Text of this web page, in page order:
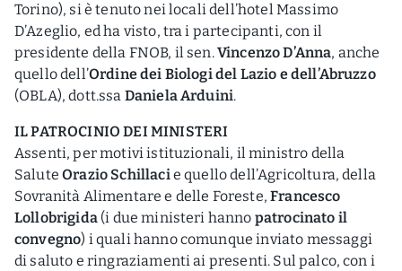
Torino), si è tenuto nei locali dell’hotel Massimo
D’Azeglio, ed ha visto, tra i partecipanti, con il
presidente della FNOB, il sen.Vincenzo D’Anna, anche
quello dell’Ordine dei Biologi del Lazio e dell’Abruzzo
(OBLA), dott.ssa Daniela Arduini.
IL PATROCINIO DEI MINISTERI
Assenti, per motivi istituzionali, il ministro della
SaluteOrazio Schillacie quello dell’Agricoltura, della
Sovranità Alimentare e delle Foreste,Francesco
Lollobrigida(i due ministeri hanno patrocinato il
convegno) i quali hanno comunque inviato messaggi
di saluto e ringraziamenti ai presenti. Sul palco, con i